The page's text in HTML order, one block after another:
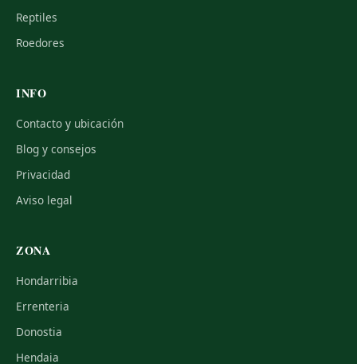
Reptiles
Roedores
INFO
Contacto y ubicación
Blog y consejos
Privacidad
Aviso legal
ZONA
Hondarribia
Errenteria
Donostia
Hendaia